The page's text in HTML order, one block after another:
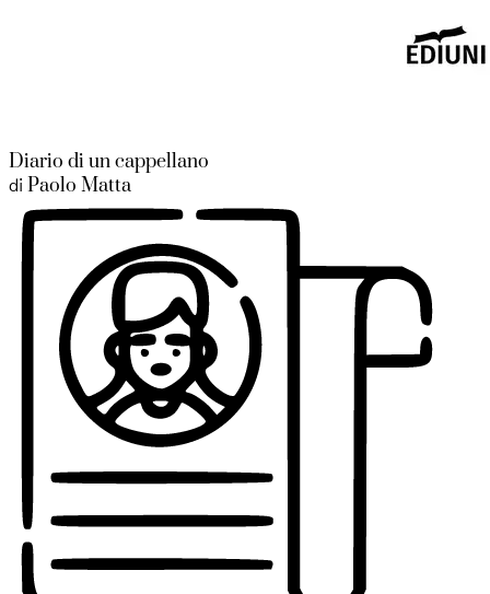
Diario di un cappellano
di Paolo Matta